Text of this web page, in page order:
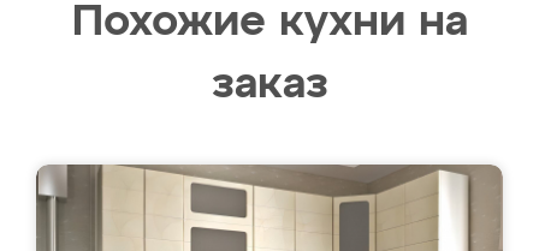
Похожие кухни на
заказ